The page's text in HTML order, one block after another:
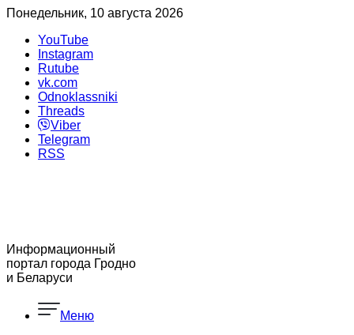
Понедельник, 10 августа 2026
YouTube
Instagram
Rutube
vk.com
Odnoklassniki
Threads
Viber
Telegram
RSS
Информационный
портал города Гродно
и Беларуси
Меню